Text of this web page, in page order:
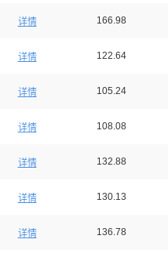
详情 166.98
详情 122.64
详情 105.24
详情 108.08
详情 132.88
详情 130.13
详情 136.78